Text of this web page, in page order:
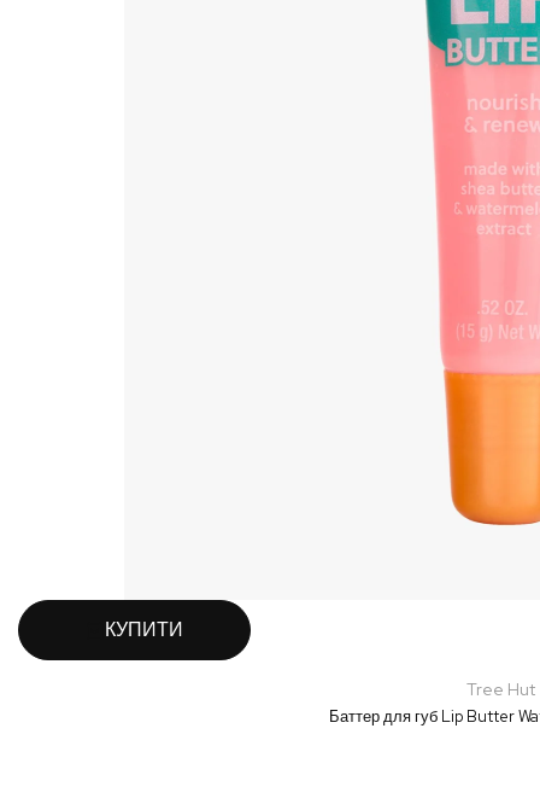
КУПИТИ
Tree Hut
Баттер для губ Lip Butter